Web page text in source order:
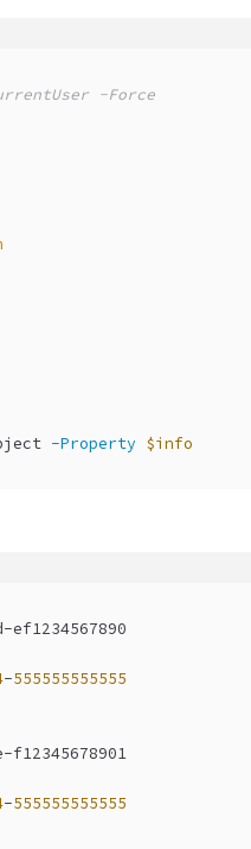
-Force
-Property $info
ef1234567890
-555555555555
f12345678901
-555555555555